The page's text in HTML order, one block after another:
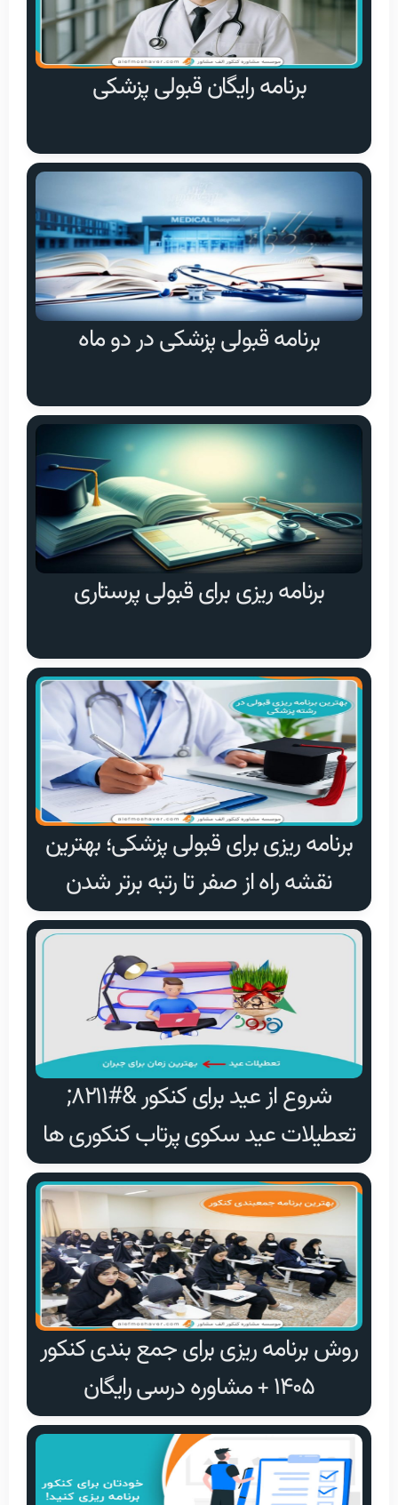
برنامه رایگان قبولی پزشکی
برنامه قبولی پزشکی در دو ماه
برنامه ریزی برای قبولی پرستاری
برنامه ریزی برای قبولی پزشکی؛ بهترین
نقشه راه از صفر تا رتبه برتر شدن
شروع از عید برای کنکور &#۸۲۱۱;
تعطیلات عید سکوی پرتاب کنکوری ها
روش برنامه ریزی برای جمع بندی کنکور
۱۴۰۵ + مشاوره درسی رایگان